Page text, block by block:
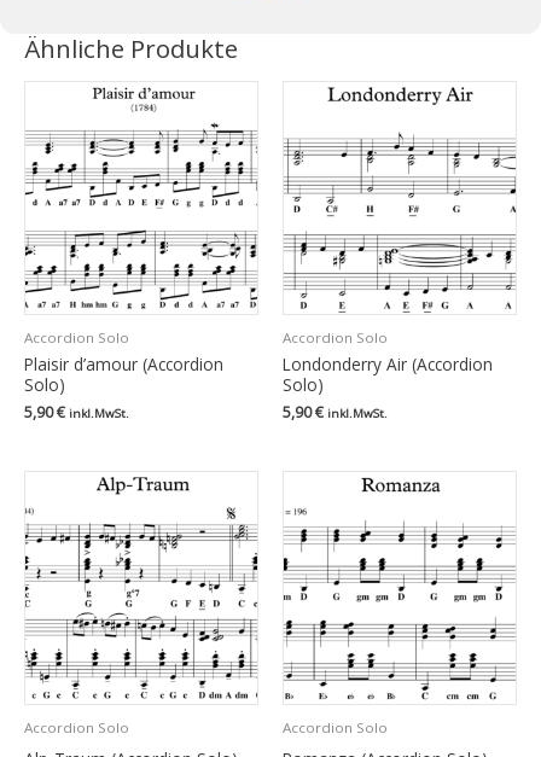
Ähnliche Produkte
Accordion Solo
Plaisir d’amour (Accordion
Solo)
5,90€ inkl.MwSt.
Accordion Solo
Londonderry Air (Accordion
Solo)
5,90€ inkl.MwSt.
Accordion Solo Accordion Solo